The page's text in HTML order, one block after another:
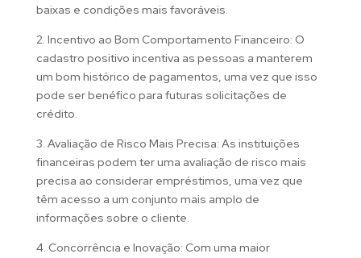
baixas e condições mais favoráveis.
2. Incentivo ao Bom Comportamento Financeiro: O
cadastro positivo incentiva as pessoas a manterem
um bom histórico de pagamentos, uma vez que isso
pode ser benéfico para futuras solicitações de
crédito.
3. Avaliação de Risco Mais Precisa: As instituições
financeiras podem ter uma avaliação de risco mais
precisa ao considerar empréstimos, uma vez que
têm acesso a um conjunto mais amplo de
informações sobre o cliente.
4. Concorrência e Inovação: Com uma maior